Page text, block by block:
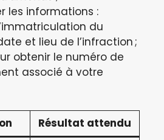
les informations :
du
et lieu de l’infraction ;
obtenir le numéro de
associé à votre
Résultat attendu